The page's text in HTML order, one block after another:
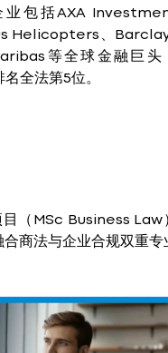
业包括AXA
Helicopters、
等全球金融巨头
全法第5位。
目（MSc Business Law
商法与企业合规双重专